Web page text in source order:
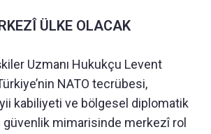
ÜLKE OLACAK
Uzmanı Hukukçu Levent
NATO tecrübesi,
kabiliyeti ve bölgesel diplomatik
mimarisinde merkezî rol